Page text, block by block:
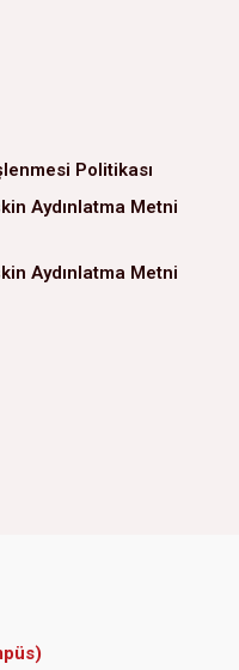
Politikası
Aydınlatma Metni
Aydınlatma Metni